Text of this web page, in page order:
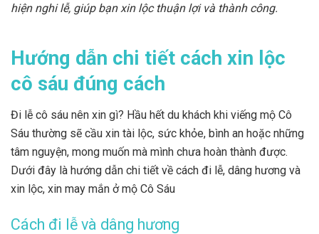
hiện nghi lễ, giúp bạn xin lộc thuận lợi và thành công.
Hướng dẫn chi tiết cách xin lộc
cô sáu đúng cách
Đi lễ cô sáu nên xin gì? Hầu hết du khách khi viếng mộ Cô
Sáu thường sẽ cầu xin tài lộc, sức khỏe, bình an hoặc những
tâm nguyện, mong muốn mà mình chưa hoàn thành được.
Dưới đây là hướng dẫn chi tiết về cách đi lễ, dâng hương và
xin lộc, xin may mắn ở mộ Cô Sáu
Cách đi lễ và dâng hương